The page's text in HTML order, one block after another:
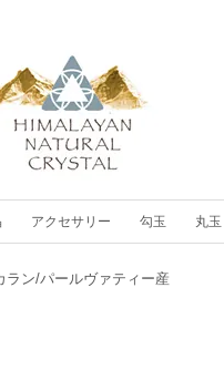
アクセサリー 勾玉 丸玉
ラン/パールヴァティー産